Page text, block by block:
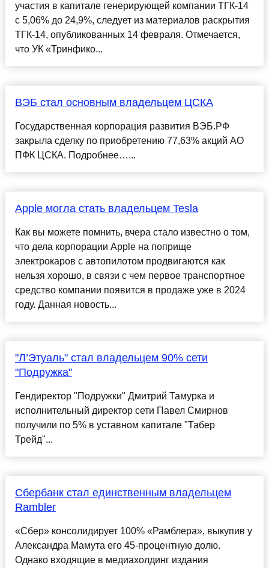
участия в капитале генерирующей компании ТГК-14
с 5,06% до 24,9%, следует из материалов раскрытия
ТГК-14, опубликованных 14 февраля. Отмечается,
что УК «Тринфико...
ВЭБ стал основным владельцем ЦСКА
Государственная корпорация развития ВЭБ.РФ
закрыла сделку по приобретению 77,63% акций АО
ПФК ЦСКА. Подробнее…...
Apple могла стать владельцем Tesla
Как вы можете помнить, вчера стало известно о том,
что дела корпорации Apple на поприще
электрокаров с автопилотом продвигаются как
нельзя хорошо, в связи с чем первое транспортное
средство компании появится в продаже уже в 2024
году. Данная новость...
"Л’Этуаль" стал владельцем 90% сети
"Подружка"
Гендиректор "Подружки" Дмитрий Тамурка и
исполнительный директор сети Павел Смирнов
получили по 5% в уставном капитале "Табер
Трейд"...
Сбербанк стал единственным владельцем
Rambler
«Сбер» консолидирует 100% «Рамблера», выкупив у
Александра Мамута его 45-процентную долю.
Однако входящие в медиахолдинг издания